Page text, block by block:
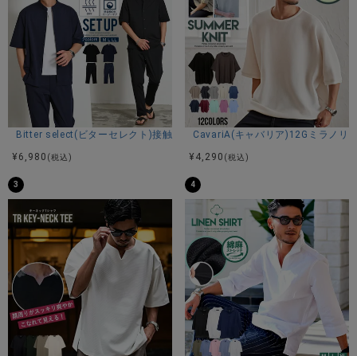
スタッフC(173cm/60kg)
体型：細身
普段着用サイズ：M
Mサイズでモデル(Taira)の様な着用感です。
商品説明
BITTER STORE(ビターストア)にVICCI【ビッチ】畦編みモッ
クネック長袖ニットソーが入荷しました。
編み目の大きなローゲージニットに、程よく首元を包み込む
モックネックデザインを採用。
タートルネックほど重くならず、クルーネックよりも上品に
仕上がる絶妙なバランスで、今の気分にぴったりの首元ライ
ンを演出します。
シンプルながら表情のある畦編みニット生地は、ざっくりと
した風合いが魅力。
着るだけでほどよい抜け感が出せるうえ、インナーとしても
Bitter select(ビターセレクト)接触冷感スーパーストレッチバンドカラー
¥ 6,980 (税込)
CavariA(キャバリア)12Gミラノリ
¥ 4,290 (税込)
3 4